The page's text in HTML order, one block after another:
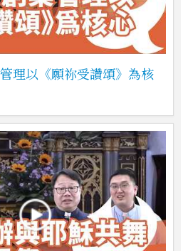
理以《願祢受讚頌》為核